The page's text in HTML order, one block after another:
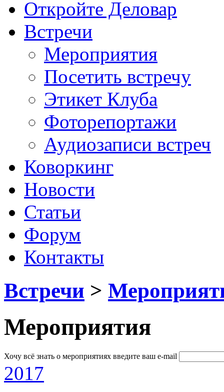
Откройте Деловар
Встречи
Мероприятия
Посетить встречу
Этикет Клуба
Фоторепортажи
Аудиозаписи встреч
Коворкинг
Новости
Статьи
Форум
Контакты
Встречи >
Мероприятия
Хочу всё знать о мероприятиях введите ваш e-mail
2017